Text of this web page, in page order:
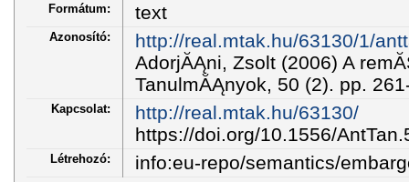
Formátum: text
Azonosító:
http://real.mtak.hu/63130/1/
AdorjĂĄni, Zsolt (2006) A
TanulmĂĄnyok, 50 (2). pp.
Kapcsolat:
http://real.mtak.hu/63130/
https://doi.org/10.1556/
Létrehozó: info:eu-repo/semantics/